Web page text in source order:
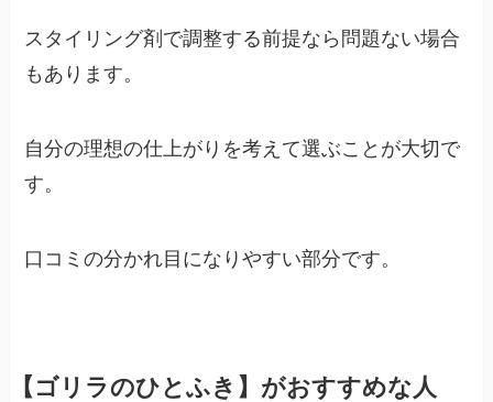
スタイリング剤で調整する前提なら問題ない場合
もあります。
自分の理想の仕上がりを考えて選ぶことが大切で
す。
口コミの分かれ目になりやすい部分です。
【ゴリラのひとふき】がおすすめな人